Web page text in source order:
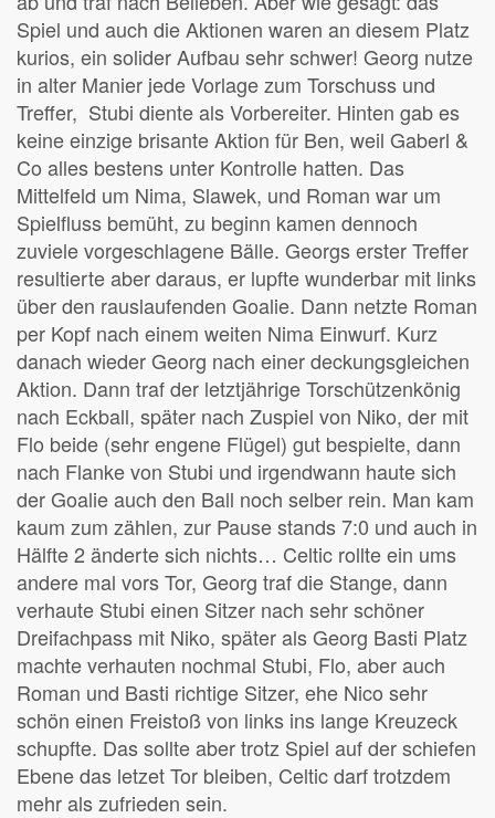
Spiel und auch die Aktionen waren an diesem Platz
kurios, ein solider Aufbau sehr schwer! Georg nutze
in alter Manier jede Vorlage zum Torschuss und
Treffer, Stubi diente als Vorbereiter. Hinten gab es
keine einzige brisante Aktion für Ben, weil Gaberl &
Co alles bestens unter Kontrolle hatten. Das
Mittelfeld um Nima, Slawek, und Roman war um
Spielfluss bemüht, zu beginn kamen dennoch
zuviele vorgeschlagene Bälle. Georgs erster Treffer
resultierte aber daraus, er lupfte wunderbar mit links
über den rauslaufenden Goalie. Dann netzte Roman
per Kopf nach einem weiten Nima Einwurf. Kurz
danach wieder Georg nach einer deckungsgleichen
Aktion. Dann traf der letztjährige Torschützenkönig
nach Eckball, später nach Zuspiel von Niko, der mit
Flo beide (sehr engene Flügel) gut bespielte, dann
nach Flanke von Stubi und irgendwann haute sich
der Goalie auch den Ball noch selber rein. Man kam
kaum zum zählen, zur Pause stands 7:0 und auch in
Hälfte 2 änderte sich nichts… Celtic rollte ein ums
andere mal vors Tor, Georg traf die Stange, dann
verhaute Stubi einen Sitzer nach sehr schöner
Dreifachpass mit Niko, später als Georg Basti Platz
machte verhauten nochmal Stubi, Flo, aber auch
Roman und Basti richtige Sitzer, ehe Nico sehr
schön einen Freistoß von links ins lange Kreuzeck
schupfte. Das sollte aber trotz Spiel auf der schiefen
Ebene das letzet Tor bleiben, Celtic darf trotzdem
mehr als zufrieden sein.